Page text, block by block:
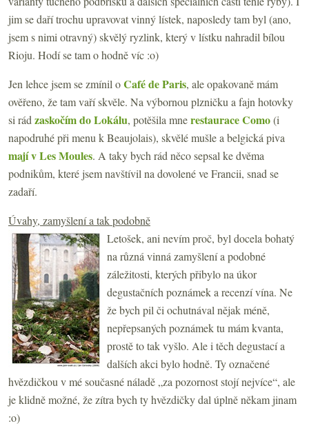
jim se daří trochu upravovat vinný lístek, naposledy tam byl (ano,
jsem s nimi otravný) skvělý ryzlink, který v lístku nahradil bílou
Rioju. Hodí se tam o hodně víc :o)
Jen lehce jsem se zmínil oCafé de Paris, ale opakovaně mám
ověřeno, že tam vaří skvěle. Na výbornou plzničku a fajn hotovky
si rád zaskočím do Lokálu, potěšila mnerestaurace Como(i
napodruhé při menu k Beaujolais), skvělé mušle a belgická piva
mají v Les Moules. A taky bych rád něco sepsal ke dvěma
podnikům, které jsem navštívil na dovolené ve Francii, snad se
zadaří.
Úvahy, zamyšlení a tak podobně
Letošek, ani nevím proč, byl docela bohatý
na různá vinná zamyšlení a podobné
záležitosti, kterých přibylo na úkor
degustačních poznámek a recenzí vína. Ne
že bych pil či ochutnával nějak méně,
nepřepsaných poznámek tu mám kvanta,
prostě to tak vyšlo. Ale i těch degustací a
dalších akci bylo hodně. Ty označené
hvězdičkou v mé současné náladě „za pozornost stojí nejvíce“, ale
je klidně možné, že zítra bych ty hvězdičky dal úplně někam jinam
:o)